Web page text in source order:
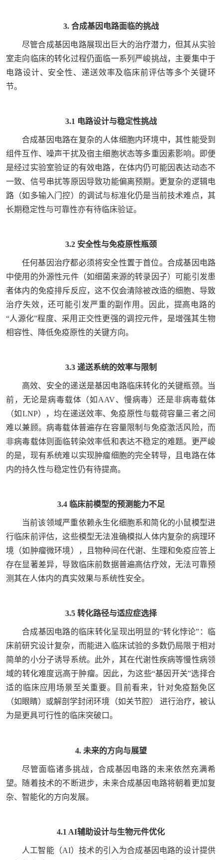
3. 合成基因电路面临的挑战
尽管合成基因电路展现出巨大的治疗潜力，但其从实验
室走向临床的转化过程仍面临一系列严峻挑战，主要集中于
电路设计、安全性、递送效率及临床前评估等多个关键环
节。
3.1 电路设计与稳定性挑战
合成基因电路在复杂的人体细胞内环境中，其性能受到
组件互作、噪声干扰及宿主细胞状态等多重因素影响。即便
是经过实验室验证的有效电路，在体内仍可能因表达动态不
一致、信号串扰等原因导致功能偏离预期。更复杂的逻辑电
路（如多输入门控）的调试与标准化仍是当前技术难点，其
长期稳定性与可靠性亦有待临床验证。
3.2 安全性与免疫原性瓶颈
任何基因治疗都必须将安全性置于首位。合成基因电路
中使用的外源性元件（如细菌来源的转录因子）可能引发患
者体内的免疫排斥反应，这不仅会清除被改造的细胞、导致
治疗失效，还可能引发严重的副作用。因此，提高电路的
“人源化”程度、采用正交性更强的调控元件，是增强其生物
相容性、降低免疫原性的关键方向。
3.3 递送系统的效率与限制
高效、安全的递送是基因电路临床转化的关键瓶颈。当
前，无论是病毒载体（如AAV、慢病毒）还是非病毒载体
（如LNP），均在递送效率、免疫原性与载荷容量三者之间
难以兼顾。病毒载体普遍存在容量限制与免疫激活风险，而
非病毒载体则面临转染效率低和表达不稳定的难题。更严峻
的是，现有系统难以实现肿瘤细胞的完全转导，且电路在体
内的持久性与稳定性仍有待提高。
3.4 临床前模型的预测能力不足
当前该领域严重依赖永生化细胞系和简化的小鼠模型进
行临床前评估，这些模型无法准确模拟人体内复杂的病理环
境（如肿瘤微环境），且物种间在代谢、生理和免疫应答上
存在显著差异，导致临床前数据普遍高估疗效，无法可靠预
测其在人体内的真实效果与系统性安全。
3.5 转化路径与适应症选择
合成基因电路的临床转化呈现出明显的“转化悖论”：临
床前研究设计复杂，而能进入临床试验的多数仍局限于相对
简单的小分子诱导系统。此外，其在代谢性疾病等慢性病领
域的转化难度远高于肿瘤。因此，为这些“基因开关”选择合
适的临床应用场景至关重要。目前看来，针对免疫豁免区
（如眼睛）或解剖学封闭环境（如关节腔） 进行治疗，被认
为是更具可行性的临床突破口。
4. 未来的方向与展望
尽管面临诸多挑战，合成基因电路的未来依然充满希
望。随着技术的不断进步，未来合成基因电路将朝着更加复
杂、智能化的方向发展。
4.1 AI辅助设计与生物元件优化
人工智能（AI）技术的引入为合成基因电路的设计提供